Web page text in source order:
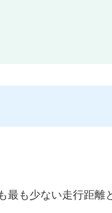
最も少ない走行距離